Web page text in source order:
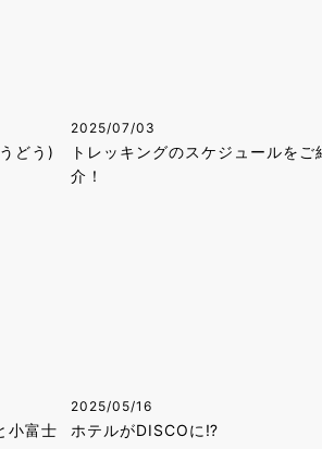
どう)
2025/07/03
トレッキングのスケジュールをご
介！
小富士
2025/05/16
ホテルがDISCOに⁉